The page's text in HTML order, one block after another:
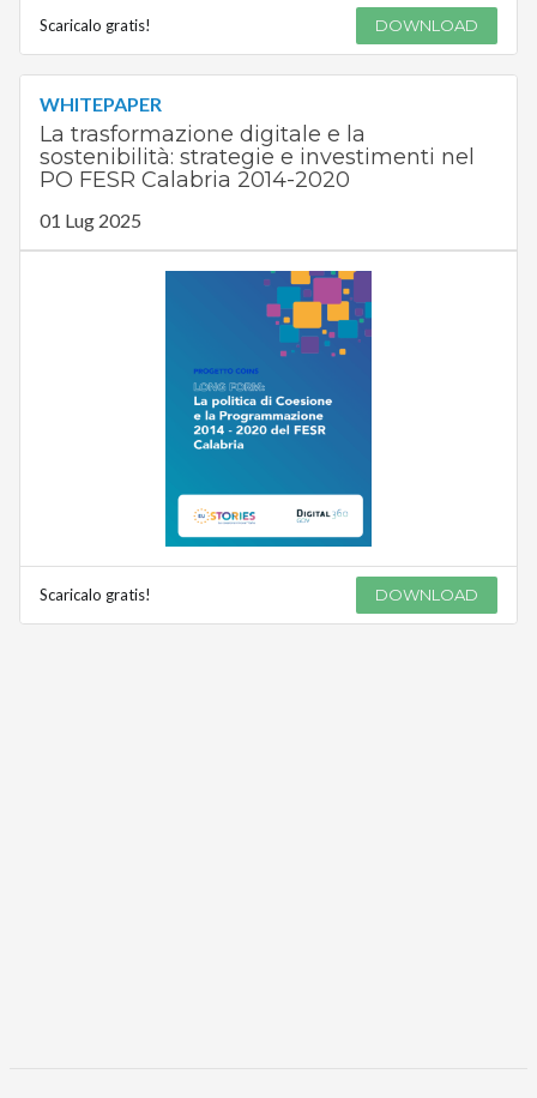
Scaricalo gratis! DOWNLOAD
WHITEPAPER
La trasformazione digitale e la
sostenibilità: strategie e investimenti nel
PO FESR Calabria 2014-2020
01 Lug 2025
Scaricalo gratis! DOWNLOAD